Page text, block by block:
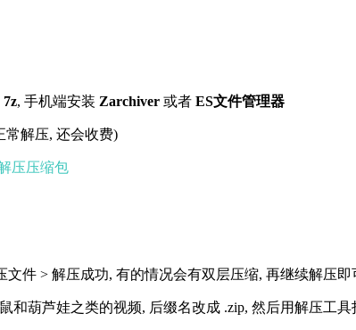
7z, 手机端安装 Zarchiver 或者 ES文件管理器
常解压, 还会收费)
压压缩包
件 > 解压成功, 有的情况会有双层压缩, 再继续解压即
和葫芦娃之类的视频, 后缀名改成 .zip, 然后用解压工具